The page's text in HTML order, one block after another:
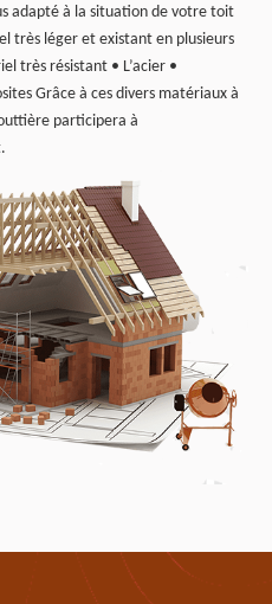
adapté à la situation de votre toit
très léger et existant en plusieurs
très résistant • L’acier •
Grâce à ces divers matériaux à
participera à